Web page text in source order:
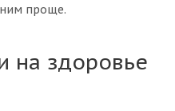
ним проще.
на здоровье